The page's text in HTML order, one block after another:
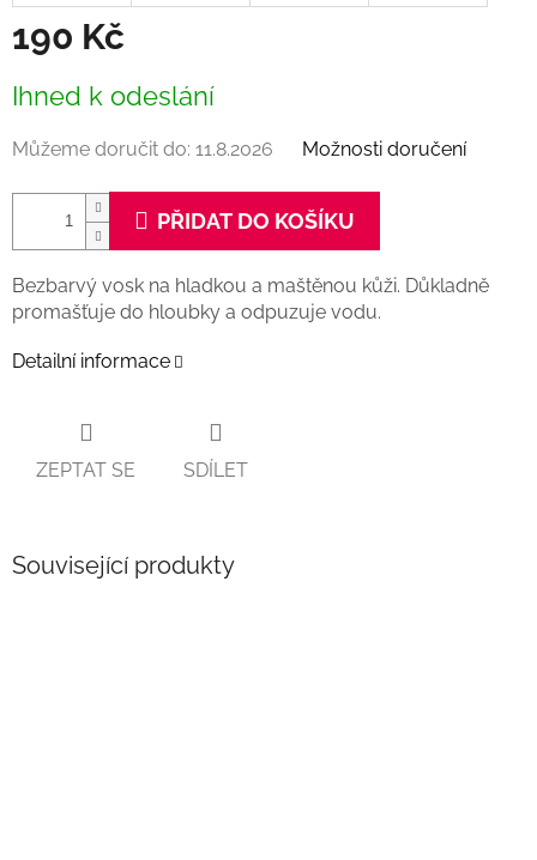
190 Kč
cena:
Ihned k odeslání
Můžeme doručit do: 11.8.2026 Možnosti doručení
PŘIDAT DO KOŠÍKU
Bezbarvý vosk na hladkou a maštěnou kůži. Důkladně
promašťuje do hloubky a odpuzuje vodu.
Detailní informace
ZEPTAT SE SDÍLET
Související produkty